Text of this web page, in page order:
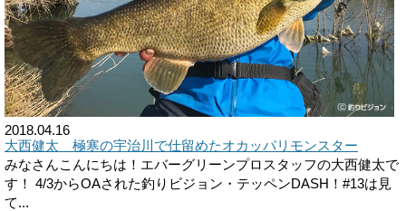
2018.04.16
大西健太 極寒の宇治川で仕留めたオカッパリモンスター
みなさんこんにちは！エバーグリーンプロスタッフの大西健太で
す！ 4/3からOAされた釣りビジョン・テッペンDASH！#13は見
て...